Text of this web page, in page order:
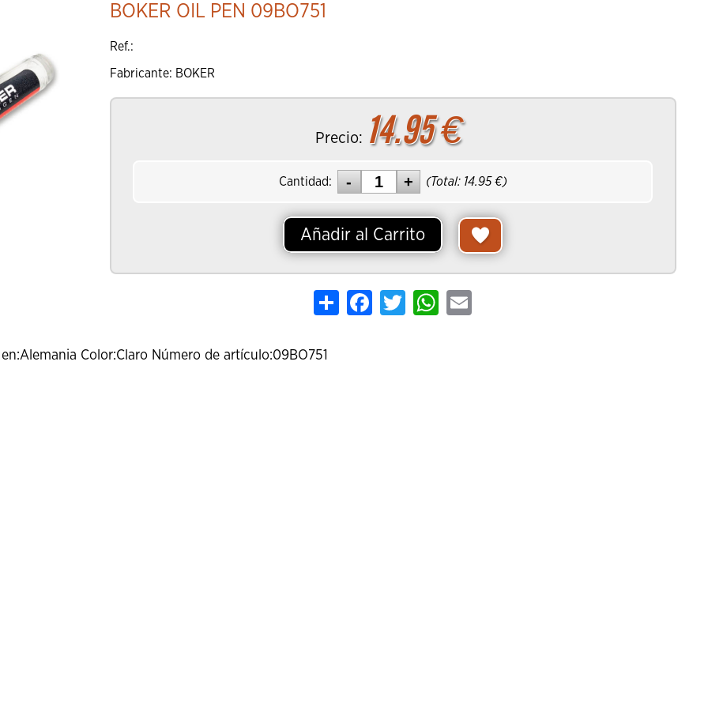
BOKER OIL PEN 09BO751
Ref.:
Fabricante: BOKER
Precio: 14.95€
Cantidad: (Total: 14.95€)
Añadir al Carrito
Share FacebookTwitter WhatsApp
en:Alemania Color:Claro Número de artículo:09BO751